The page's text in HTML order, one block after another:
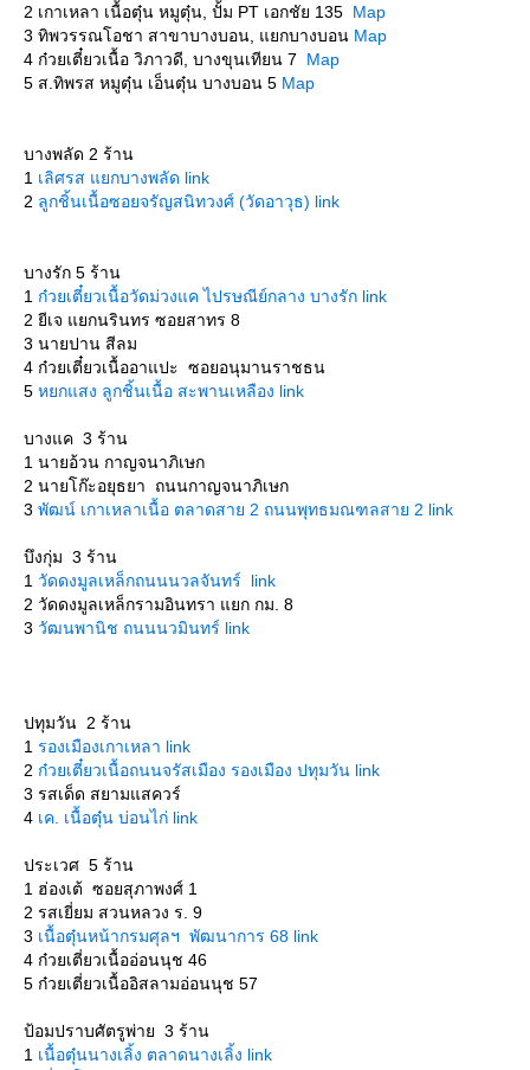
2 เกาเหลา เนื้อตุ๋น หมูตุ๋น, ปั้ม PT เอกชัย 135 Map
3 ทิพวรรณโอชา สาขาบางบอน, แยกบางบอน Map
4 ก๋วยเตี๋ยวเนื้อ วิภาวดี, บางขุนเทียน 7 Map
5 ส.ทิพรส หมูตุ๋น เอ็นตุ๋น บางบอน 5 Map
บางพลัด 2 ร้าน
1 เลิศรส แยกบางพลัด link
2 ลูกชิ้นเนื้อซอยจรัญสนิทวงศ์ (วัดอาวุธ) link
บางรัก 5 ร้าน
1 ก๋วยเตี๋ยวเนื้อวัดม่วงแค ไปรษณีย์กลาง บางรัก link
2 ยีเจ แยกนรินทร ซอยสาทร 8
3 นายปาน สีลม
4 ก๋วยเตี๋ยวเนื้ออาแปะ ซอยอนุมานราชธน
5 หยกแสง ลูกชิ้นเนื้อ สะพานเหลือง link
บางแค 3 ร้าน
1 นายอ้วน กาญจนาภิเษก
2 นายโก๊ะอยุธยา ถนนกาญจนาภิเษก
3 พัฒน์ เกาเหลาเนื้อ ตลาดสาย 2 ถนนพุทธมณฑลสาย 2 link
บึงกุ่ม 3 ร้าน
1 วัดดงมูลเหล็กถนนนวลจันทร์ link
2 วัดดงมูลเหล็กรามอินทรา แยก กม. 8
3 วัฒนพานิช ถนนนวมินทร์ link
ปทุมวัน 2 ร้าน
1 รองเมืองเกาเหลา link
2 ก๋วยเตี๋ยวเนื้อถนนจรัสเมือง รองเมือง ปทุมวัน link
3 รสเด็ด สยามแสควร์
4 เค. เนื้อตุ๋น บ่อนไก่ link
ประเวศ 5 ร้าน
1 ฮ่องเต้ ซอยสุภาพงศ์ 1
2 รสเยี่ยม สวนหลวง ร. 9
3 เนื้อตุ๋นหน้ากรมศุลฯ พัฒนาการ 68 link
4 ก๋วยเตี่ยวเนื้ออ่อนนุช 46
5 ก๋วยเตี่ยวเนื้ออิสลามอ่อนนุช 57
ป้อมปราบศัตรูพ่าย 3 ร้าน
1 เนื้อตุ๋นนางเลิ้ง ตลาดนางเลิ้ง link